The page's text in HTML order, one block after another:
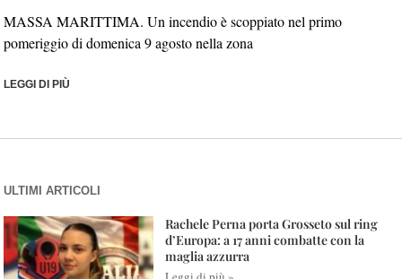
MASSA MARITTIMA. Un incendio è scoppiato nel primo
pomeriggio di domenica 9 agosto nella zona
LEGGI DI PIÙ
ULTIMI ARTICOLI
Rachele Perna porta Grosseto sul ring
d’Europa: a 17 anni combatte con la
maglia azzurra